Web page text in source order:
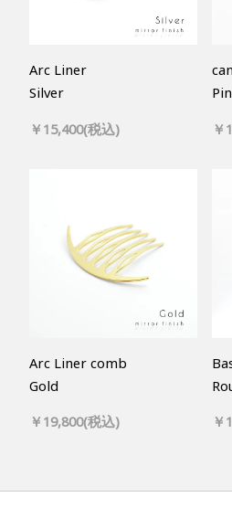
Arc Liner
Silver
￥15,400(税込)
￥
Arc Liner comb
Gold
￥19,800(税込)
￥